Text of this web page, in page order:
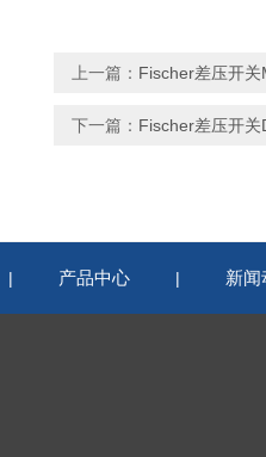
上一篇： Fischer差压开
下一篇： Fischer差压开
| 产品中心 | 新闻